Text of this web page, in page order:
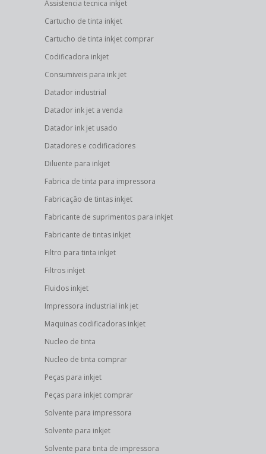
Assistencia tecnica inkjet
Cartucho de tinta inkjet
Cartucho de tinta inkjet comprar
Codificadora inkjet
Consumiveis para ink jet
Datador industrial
Datador ink jet a venda
Datador ink jet usado
Datadores e codificadores
Diluente para inkjet
Fabrica de tinta para impressora
Fabricação de tintas inkjet
Fabricante de suprimentos para inkjet
Fabricante de tintas inkjet
Filtro para tinta inkjet
Filtros inkjet
Fluidos inkjet
Impressora industrial ink jet
Maquinas codificadoras inkjet
Nucleo de tinta
Nucleo de tinta comprar
Peças para inkjet
Peças para inkjet comprar
Solvente para impressora
Solvente para inkjet
Solvente para tinta de impressora